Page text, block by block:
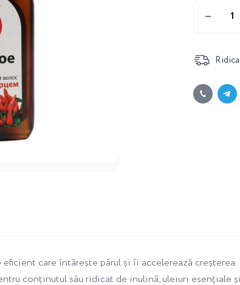
care întărește părul și îi accelerează creșterea.
conținutul său ridicat de inulină, uleiuri esențiale